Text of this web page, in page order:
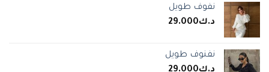
نفوف طويل
د.ك29.000
نفنوف طويل